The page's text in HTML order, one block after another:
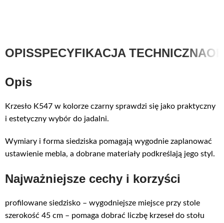
OPISSPECYFIKACJA TECHNICZNA
Opis
Krzesło K547 w kolorze czarny sprawdzi się jako praktyczny
i estetyczny wybór do jadalni.
Wymiary i forma siedziska pomagają wygodnie zaplanować
ustawienie mebla, a dobrane materiały podkreślają jego styl.
Najważniejsze cechy i korzyści
profilowane siedzisko – wygodniejsze miejsce przy stole
szerokość 45 cm – pomaga dobrać liczbę krzeseł do stołu